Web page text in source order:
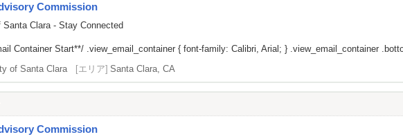
Commission
Santa Clara - Stay Connected
Container Start**/ .view_email_container { font-family: Calibri, Arial; } .view_email_container
of Santa Clara [エリア] Santa Clara, CA
Commission